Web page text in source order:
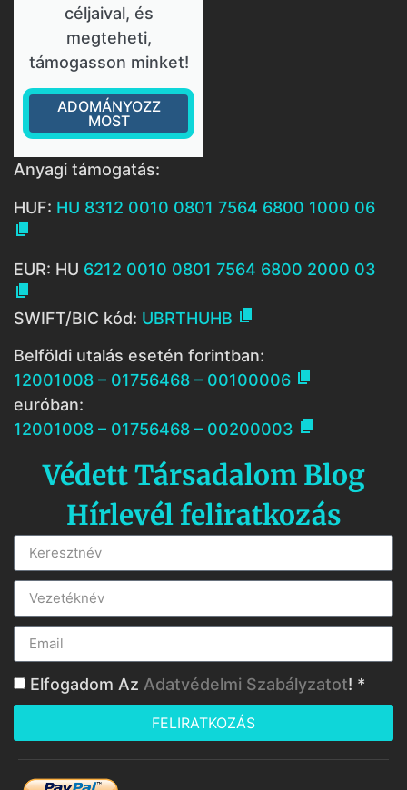
céljaival, és
megteheti,
támogasson minket!
ADOMÁNYOZZ
MOST
Anyagi támogatás:
HUF: HU 8312 0010 0801 7564 6800 1000 06

EUR: HU 6212 0010 0801 7564 6800 2000 03

SWIFT/BIC kód: UBRTHUHB 
Belföldi utalás esetén forintban:
12001008 – 01756468 – 00100006 
euróban:
12001008 – 01756468 – 00200003 
Védett Társadalom Blog
Hírlevél feliratkozás
Elfogadom Az Adatvédelmi Szabályzatot! *
FELIRATKOZÁS